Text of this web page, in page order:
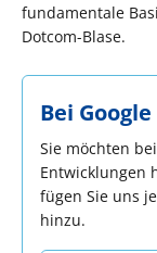
fundamentale
Dotcom-Blase.
Bei
Sie möchten
Entwicklungen
fügen Sie uns
hinzu.